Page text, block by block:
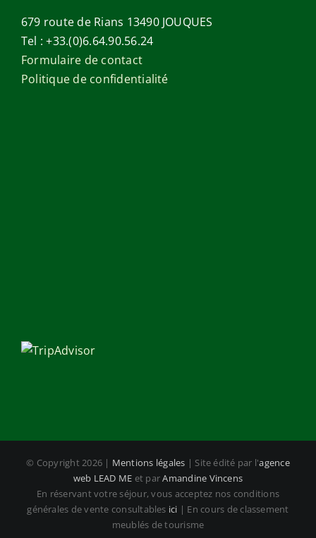
679 route de Rians 13490 JOUQUES
Tel : +33.(0)6.64.90.56.24
Formulaire de contact
Politique de confidentialité
© Copyright 2026 | Mentions légales | Site édité par l'agence
web LEAD ME et parAmandine Vincens
En réservant votre séjour, vous acceptez nos conditions
générales de vente consultables ici | En cours de classement
meublés de tourisme